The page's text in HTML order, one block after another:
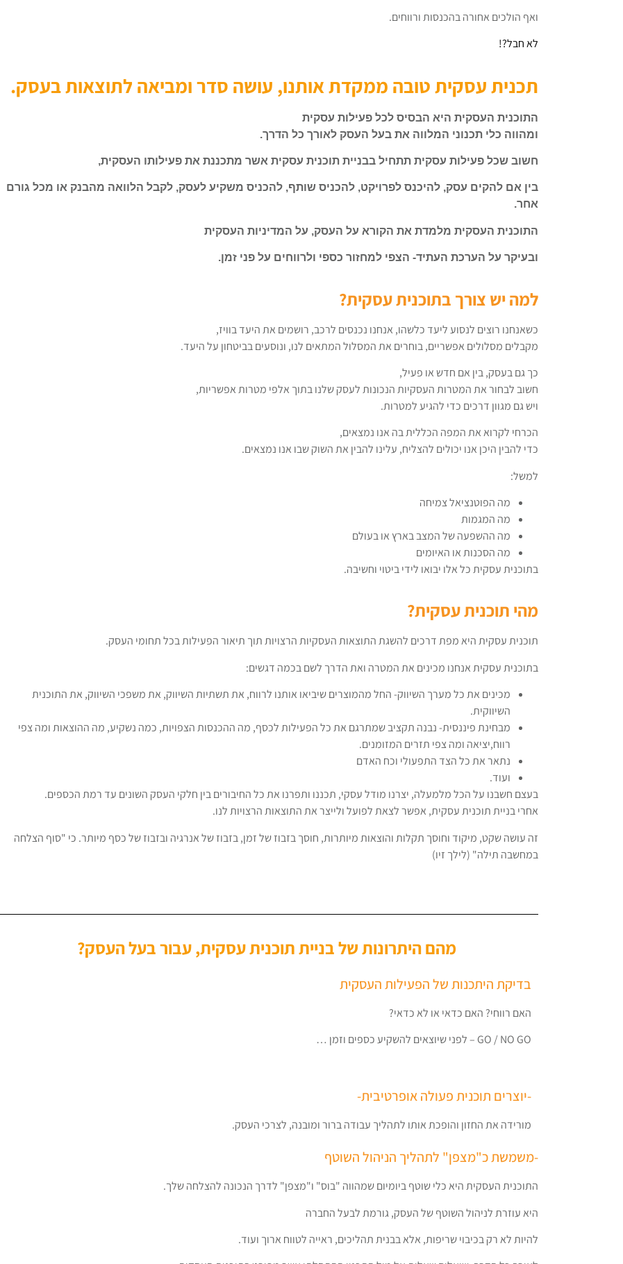
ואף הולכים אחורה בהכנסות ורווחים.
לא חבל?!
תכנית עסקית טובה ממקדת אותנו, עושה סדר ומביאה לתוצאות בעסק.
התוכנית העסקית היא הבסיס לכל פעילות עסקית
ומהווה כלי תכנוני המלווה את בעל העסק לאורך כל הדרך.
חשוב שכל פעילות עסקית תתחיל בבניית תוכנית עסקית אשר מתכננת את פעילותו העסקית,
בין אם להקים עסק, להיכנס לפרויקט, להכניס שותף, להכניס משקיע לעסק, לקבל הלוואה מהבנק או מכל גורם
אחר.
התוכנית העסקית מלמדת את הקורא על העסק, על המדיניות העסקית
ובעיקר על הערכת העתיד- הצפי למחזור כספי ולרווחים על פני זמן.
למה יש צורך בתוכנית עסקית?
כשאנחנו רוצים לנסוע ליעד כלשהו, אנחנו נכנסים לרכב, רושמים את היעד בוויז,
מקבלים מסלולים אפשריים, בוחרים את המסלול המתאים לנו, ונוסעים בביטחון על היעד.
כך גם בעסק, בין אם חדש או פעיל,
חשוב לבחור את המטרות העסקיות הנכונות לעסק שלנו בתוך אלפי מטרות אפשריות,
ויש גם מגוון דרכים כדי להגיע למטרות.
הכרחי לקרוא את המפה הכללית בה אנו נמצאים,
כדי להבין היכן אנו יכולים להצליח, עלינו להבין את השוק שבו אנו נמצאים.
למשל:
מה הפוטנציאל צמיחה
מה המגמות
מה ההשפעה של המצב בארץ או בעולם
מה הסכנות או האיומים
בתוכנית עסקית כל אלו יבואו לידי ביטוי וחשיבה.
מהי תוכנית עסקית?
תוכנית עסקית היא מפת דרכים להשגת התוצאות העסקיות הרצויות תוך תיאור הפעילות בכל תחומי העסק.
בתוכנית עסקית אנחנו מכינים את המטרה ואת הדרך לשם בכמה דגשים:
מכינים את כל מערך השיווק- החל מהמוצרים שיביאו אותנו לרווח, את תשתיות השיווק, את משפכי השיווק, את התוכנית
השיווקית.
מבחינת פיננסית- נבנה תקציב שמתרגם את כל הפעילות לכסף, מה ההכנסות הצפויות, כמה נשקיע, מה ההוצאות ומה צפי
רווח,יציאה ומה צפי תזרים המזומנים.
נתאר את כל הצד התפעולי וכח האדם
ועוד.
בעצם חשבנו על הכל מלמעלה, יצרנו מודל עסקי, תכננו ותפרנו את כל החיבורים בין חלקי העסק השונים עד רמת הכספים.
אחרי בניית תוכנית עסקית, אפשר לצאת לפועל ולייצר את התוצאות הרצויות לנו.
זה עושה שקט, מיקוד וחוסך תקלות והוצאות מיותרות, חוסך בזבוז של זמן, בזבוז של אנרגיה ובזבוז של כסף מיותר. כי "סוף הצלחה
במחשבה תילה" (לילך זיו)
מהם היתרונות של בניית תוכנית עסקית, עבור בעל העסק?
בדיקת היתכנות של הפעילות העסקית
האם רווחי? האם כדאי או לא כדאי?
GO / NO GO – לפני שיוצאים להשקיע כספים וזמן …
-יוצרים תוכנית פעולה אופרטיבית-
מורידה את החזון והופכת אותו לתהליך עבודה ברור ומובנה, לצרכי העסק.
-משמשת כ"מצפן" לתהליך הניהול השוטף
התוכנית העסקית היא כלי שוטף ביומיום שמהווה "בוס" ו"מצפן" לדרך הנכונה להצלחה שלך.
היא עוזרת לניהול השוטף של העסק, גורמת לבעל החברה
להיות לא רק בכיבוי שריפות, אלא בבנית תהליכים, ראייה לטווח ארוך ועוד.